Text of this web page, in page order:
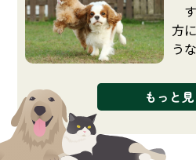
方
う
もっと